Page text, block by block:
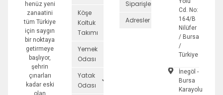
henüz yeni
zanaatini
tüm Türkiye
için saygın
bir noktaya
getirmeye
başlıyor,
şehrin
çınarları
kadar eski
Köşe
Koltuk
Takımı
Yemek
Odası
Yatak
Odası
Siparişler
Adresler
Cd. No:
164/B
Nilüfer
/ Bursa
/
Türkiye
İnegöl -
Bursa
Karayolu